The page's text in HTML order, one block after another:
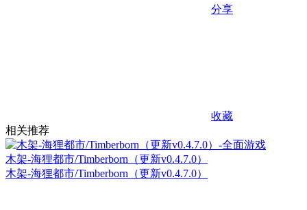
分享
收藏
相关推荐
木架-海狸都市/Timberborn（更新v0.4.7.0）
木架-海狸都市/Timberborn（更新v0.4.7.0）